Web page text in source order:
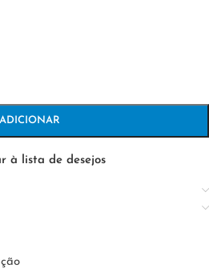
ADICIONAR
à lista de desejos